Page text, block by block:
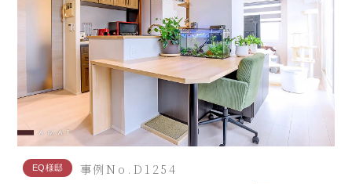
EQ様邸 事例No.D1254